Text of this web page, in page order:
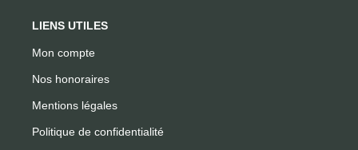
LIENS UTILES
Mon compte
Nos honoraires
Mentions légales
Politique de confidentialité